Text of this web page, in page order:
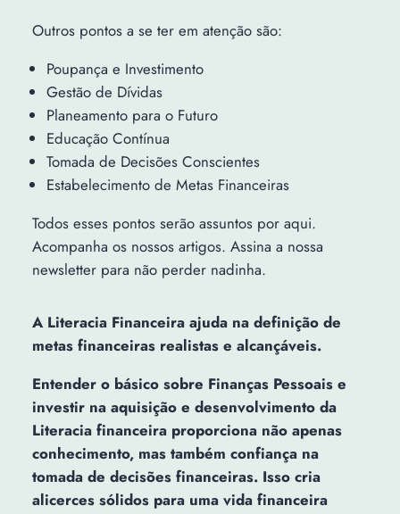
Outros pontos a se ter em atenção são:
Poupança e Investimento
Gestão de Dívidas
Planeamento para o Futuro
Educação Contínua
Tomada de Decisões Conscientes
Estabelecimento de Metas Financeiras
Todos esses pontos serão assuntos por aqui.
Acompanha os nossos artigos. Assina a nossa
newsletter para não perder nadinha.
A Literacia Financeira ajuda na definição de
metas financeiras realistas e alcançáveis.
Entender o básico sobre Finanças Pessoais e
investir na aquisição e desenvolvimento da
Literacia financeira proporciona não apenas
conhecimento, mas também confiança na
tomada de decisões financeiras. Isso cria
alicerces sólidos para uma vida financeira